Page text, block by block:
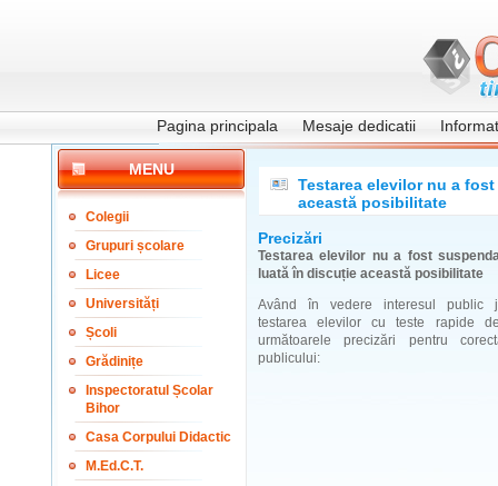
Pagina principala Mesaje dedicatii
MENU
Colegii
Grupuri școlare
Licee
Universități
Școli
Grădinițe
Inspectoratul Școlar
Bihor
Casa Corpului Didactic
M.Ed.C.T.
Testarea elevilor nu a
această posibilitate
Precizări
Testarea elevilor nu a fost
luată în discuție această posibilitate
Având în vedere interesul public
testarea elevilor cu teste rapide
următoarele precizări pentru
publicului: